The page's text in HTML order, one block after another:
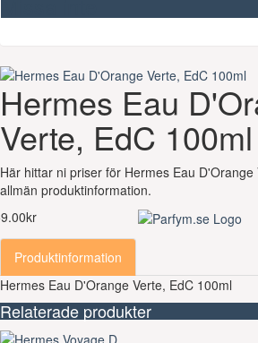
Hermes Eau
Verte, EdC 100ml
Här hittar ni priser för Hermes Eau D'Orange
allmän produktinformation.
Produktinformation
Hermes Eau D'Orange Verte, EdC 100ml
Relaterade produkter